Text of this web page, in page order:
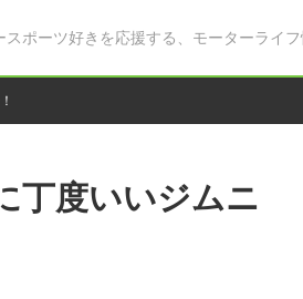
ポーツ好きを応援する、モーターライフ
丁度いいジムニ